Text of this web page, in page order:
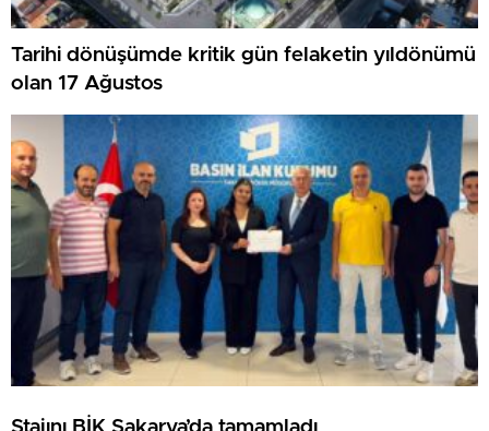
Tarihi dönüşümde kritik gün felaketin yıldönümü
olan 17 Ağustos